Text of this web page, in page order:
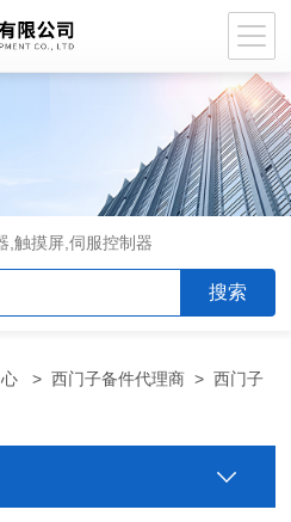
,触摸屏,伺服控制器
>西门子备件代理商 >西门子